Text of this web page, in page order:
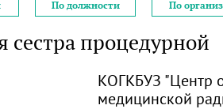
По должности По
процедурной
КОГКБУЗ "Центр
медицинской